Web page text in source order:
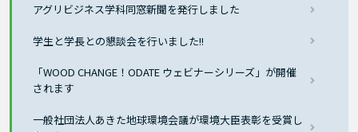
アグリビジネス学科同窓新聞を発行しました
学生と学長との懇談会を行いました!!
「WOOD CHANGE！ODATE ウェビナーシリーズ」が開催
されます
一般社団法人あきた地球環境会議が環境大臣表彰を受賞し